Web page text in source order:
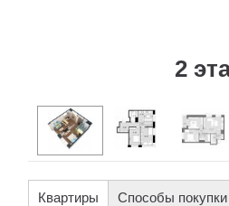
2
Квартиры Способы покупки